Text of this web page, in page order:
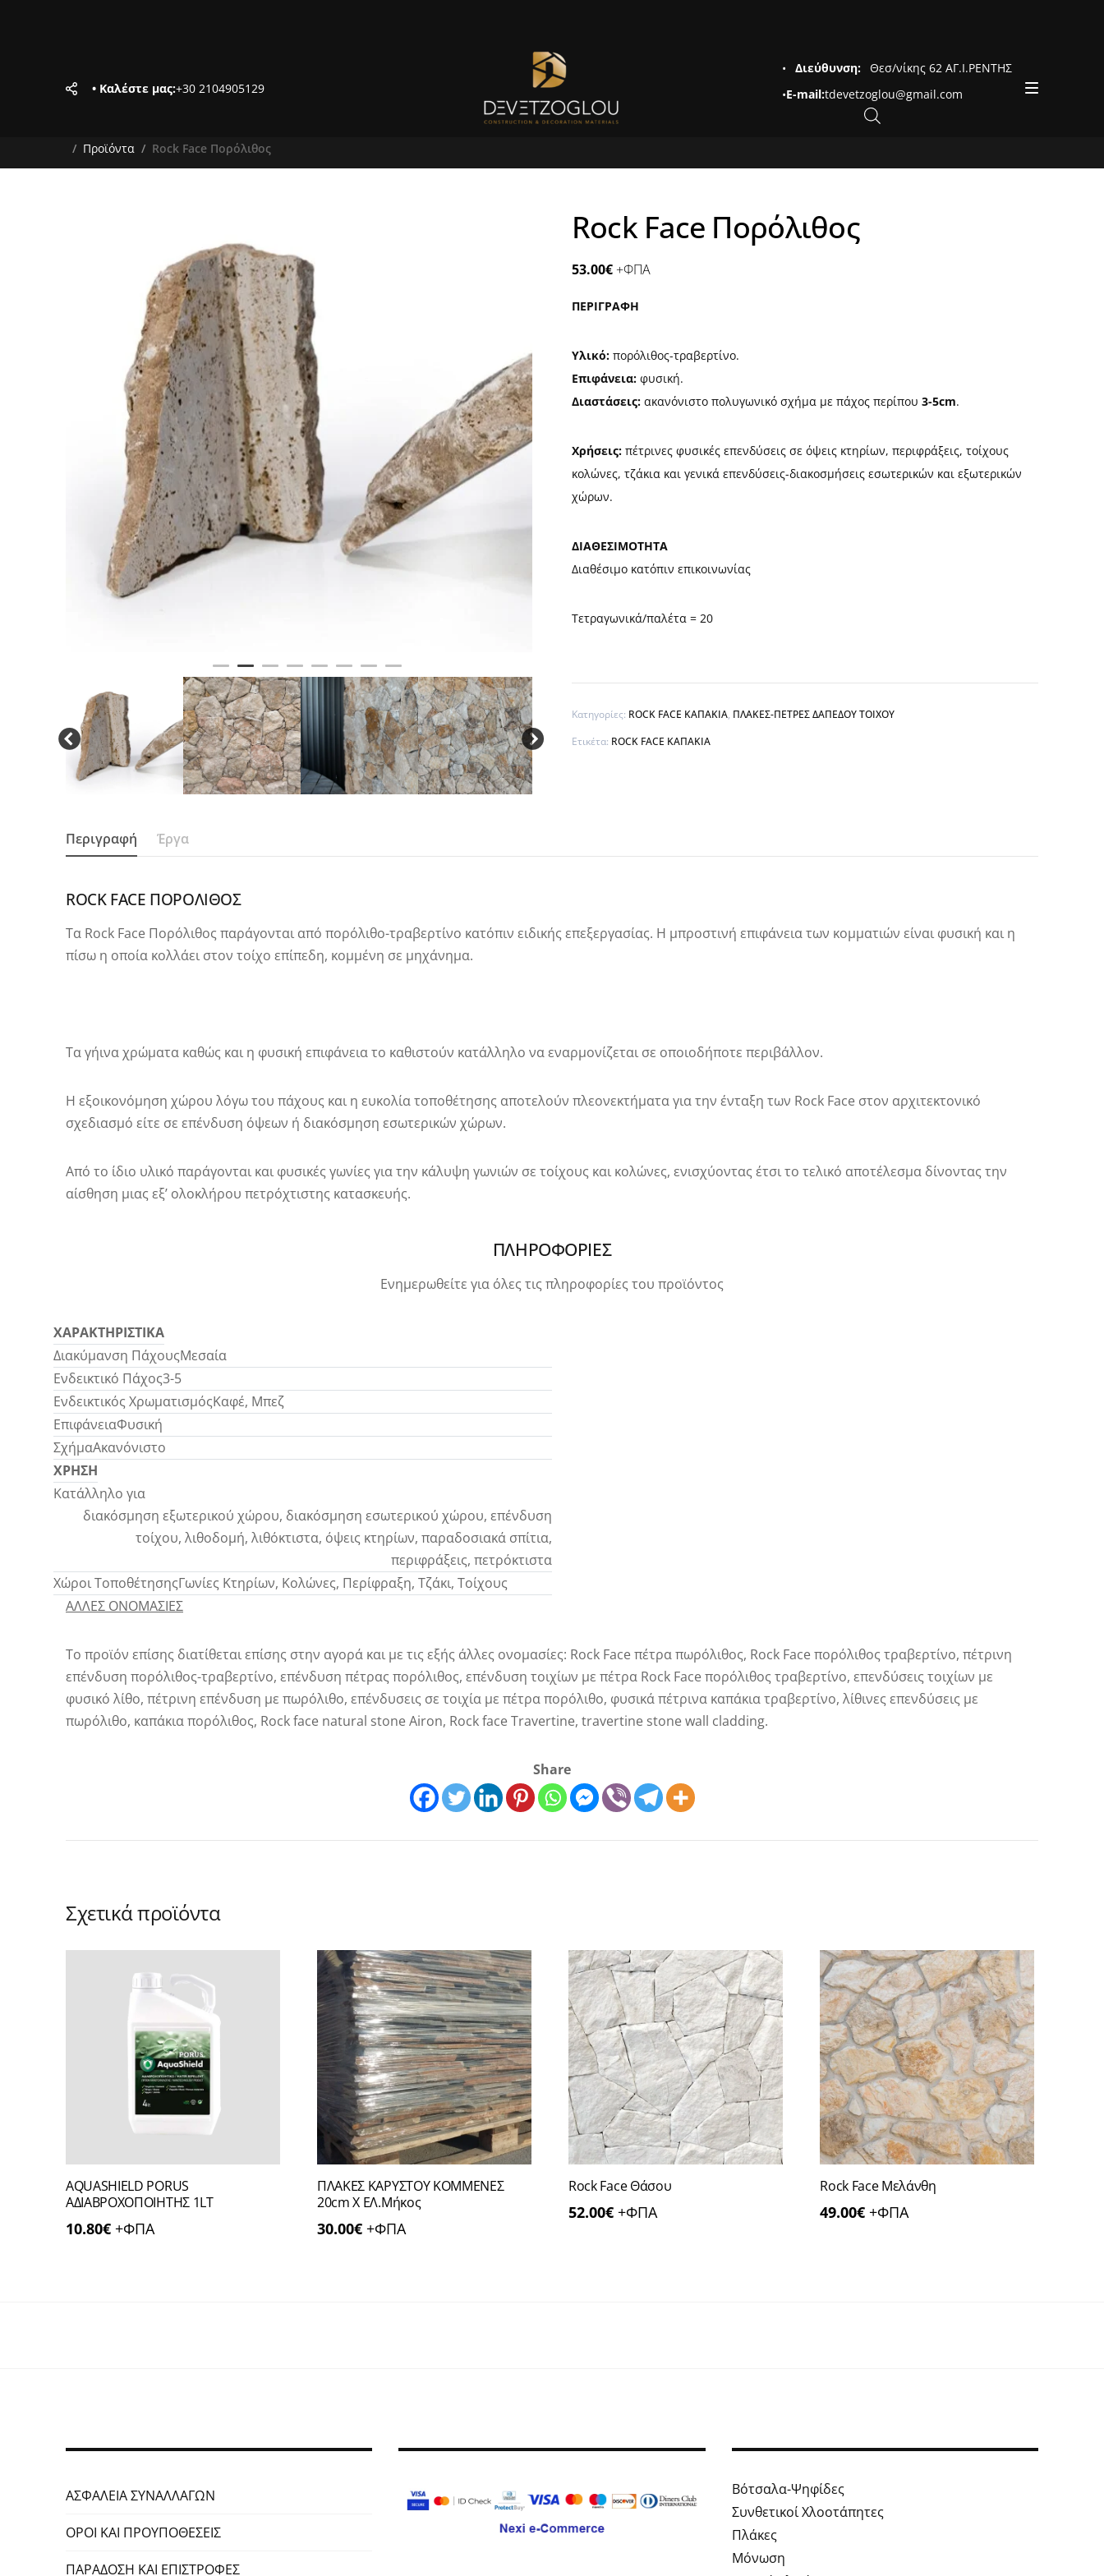
• Καλέστε μας:+30 2104905129
• Διεύθυνση: Θεσ/νίκης 62 ΑΓ.Ι.ΡΕΝΤΗΣ
•E-mail:tdevetzoglou@gmail.com
Προϊόντα Rock Face Πορόλιθος
Rock Face Πορόλιθος
53.00€+ΦΠΑ
ΠΕΡΙΓΡΑΦΗ
Υλικό:πoρόλιθος-τραβερτίνο.
Επιφάνεια:φυσική.
Διαστάσεις:ακανόνιστο πολυγωνικό σχήμα με πάχος περίπου 3-5cm.
Χρήσεις: πέτρινες φυσικές επενδύσεις σε όψεις κτηρίων, περιφράξεις, τοίχους
κολώνες, τζάκια και γενικά επενδύσεις-διακοσμήσεις εσωτερικών και εξωτερικών
χώρων.
ΔΙΑΘΕΣΙΜΟΤΗΤΑ
Διαθέσιμο κατόπιν επικοινωνίας
Τετραγωνικά/παλέτα = 20
Κατηγορίες: ROCK FACE ΚΑΠΑΚΙΑ, ΠΛΑΚΕΣ-ΠΕΤΡΕΣ ΔΑΠΕΔΟΥ ΤΟΙΧΟΥ
Ετικέτα: ROCK FACE ΚΑΠΑΚΙΑ
Περιγραφή Έργα
ROCK FACE ΠΟΡΟΛΙΘΟΣ
Τα Rock Face Πορόλιθος παράγονται από πορόλιθο-τραβερτίνο κατόπιν ειδικής επεξεργασίας. Η μπροστινή επιφάνεια των κομματιών είναι φυσική και η
πίσω η οποία κολλάει στον τοίχο επίπεδη, κομμένη σε μηχάνημα.
Τα γήινα χρώματα καθώς και η φυσική επιφάνεια το καθιστούν κατάλληλο να εναρμονίζεται σε οποιοδήποτε περιβάλλον.
Η εξοικονόμηση χώρου λόγω του πάχους και η ευκολία τοποθέτησης αποτελούν πλεονεκτήματα για την ένταξη των Rock Face στον αρχιτεκτονικό
σχεδιασμό είτε σε επένδυση όψεων ή διακόσμηση εσωτερικών χώρων.
Από το ίδιο υλικό παράγονται και φυσικές γωνίες για την κάλυψη γωνιών σε τοίχους και κολώνες, ενισχύοντας έτσι το τελικό αποτέλεσμα δίνοντας την
αίσθηση μιας εξ’ ολοκλήρου πετρόχτιστης κατασκευής.
ΠΛΗΡΟΦΟΡΙΕΣ
Ενημερωθείτε για όλες τις πληροφορίες του προϊόντος
ΧΑΡΑΚΤΗΡΙΣΤΙΚΑ
Διακύμανση ΠάχουςΜεσαία
Ενδεικτικό Πάχος3-5
Ενδεικτικός ΧρωματισμόςΚαφέ, Μπεζ
ΕπιφάνειαΦυσική
ΣχήμαΑκανόνιστο
ΧΡΗΣΗ
Κατάλληλο για
διακόσμηση εξωτερικού χώρου, διακόσμηση εσωτερικού χώρου, επένδυση
τοίχου, λιθοδομή, λιθόκτιστα, όψεις κτηρίων, παραδοσιακά σπίτια,
περιφράξεις, πετρόκτιστα
Χώροι ΤοποθέτησηςΓωνίες Κτηρίων, Κολώνες, Περίφραξη, Τζάκι, Τοίχους
ΑΛΛΕΣ ΟΝΟΜΑΣΙΕΣ
Το προϊόν επίσης διατίθεται επίσης στην αγορά και με τις εξής άλλες ονομασίες: Rock Face πέτρα πωρόλιθος, Rock Face πορόλιθος τραβερτίνο, πέτρινη
επένδυση πορόλιθος-τραβερτίνο, επένδυση πέτρας πορόλιθος, επένδυση τοιχίων με πέτρα Rock Face πορόλιθος τραβερτίνο, επενδύσεις τοιχίων με
φυσικό λίθο, πέτρινη επένδυση με πωρόλιθο, επένδυσεις σε τοιχία με πέτρα πορόλιθο, φυσικά πέτρινα καπάκια τραβερτίνο, λίθινες επενδύσεις με
πωρόλιθο, καπάκια πορόλιθος, Rock face natural stone Airon, Rock face Travertine, travertine stone wall cladding.
Share
Σχετικά προϊόντα
AQUASHIELD PORUS
ΑΔΙΑΒΡΟΧΟΠΟΙΗΤΗΣ 1LT
10.80€ +ΦΠΑ
ΠΛΑΚΕΣ ΚΑΡΥΣΤΟΥ ΚΟΜΜΕΝΕΣ
20cm X ΕΛ.Μήκος
30.00€ +ΦΠΑ
Rock Face Θάσου
52.00€ +ΦΠΑ
Rock Face Μελάνθη
49.00€ +ΦΠΑ
ΑΣΦΑΛΕΙΑ ΣΥΝΑΛΛΑΓΩΝ
ΟΡΟΙ ΚΑΙ ΠΡΟΥΠΟΘΕΣΕΙΣ
ΠΑΡΑΔΟΣΗ ΚΑΙ ΕΠΙΣΤΡΟΦΕΣ
Βότσαλα-Ψηφίδες
Συνθετικοί Χλοοτάπητες
Πλάκες
Μόνωση